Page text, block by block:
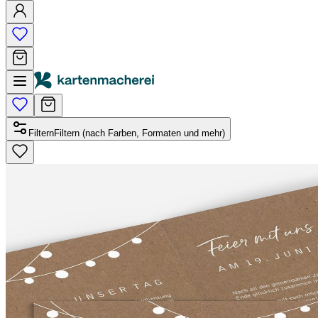
FilternFiltern (nach Farben, Formaten und mehr)